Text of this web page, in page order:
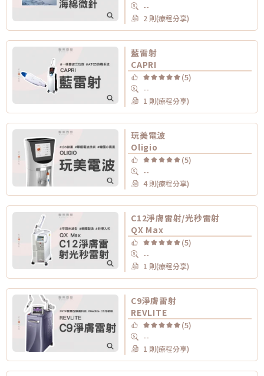
--
2 則(療程分享)
藍雷射
CAPRI
(5)
--
1 則(療程分享)
玩美電波
Oligio
(5)
--
4 則(療程分享)
C12淨膚雷射/光秒雷射
QX Max
(5)
--
1 則(療程分享)
C9淨膚雷射
REVLITE
(5)
--
1 則(療程分享)